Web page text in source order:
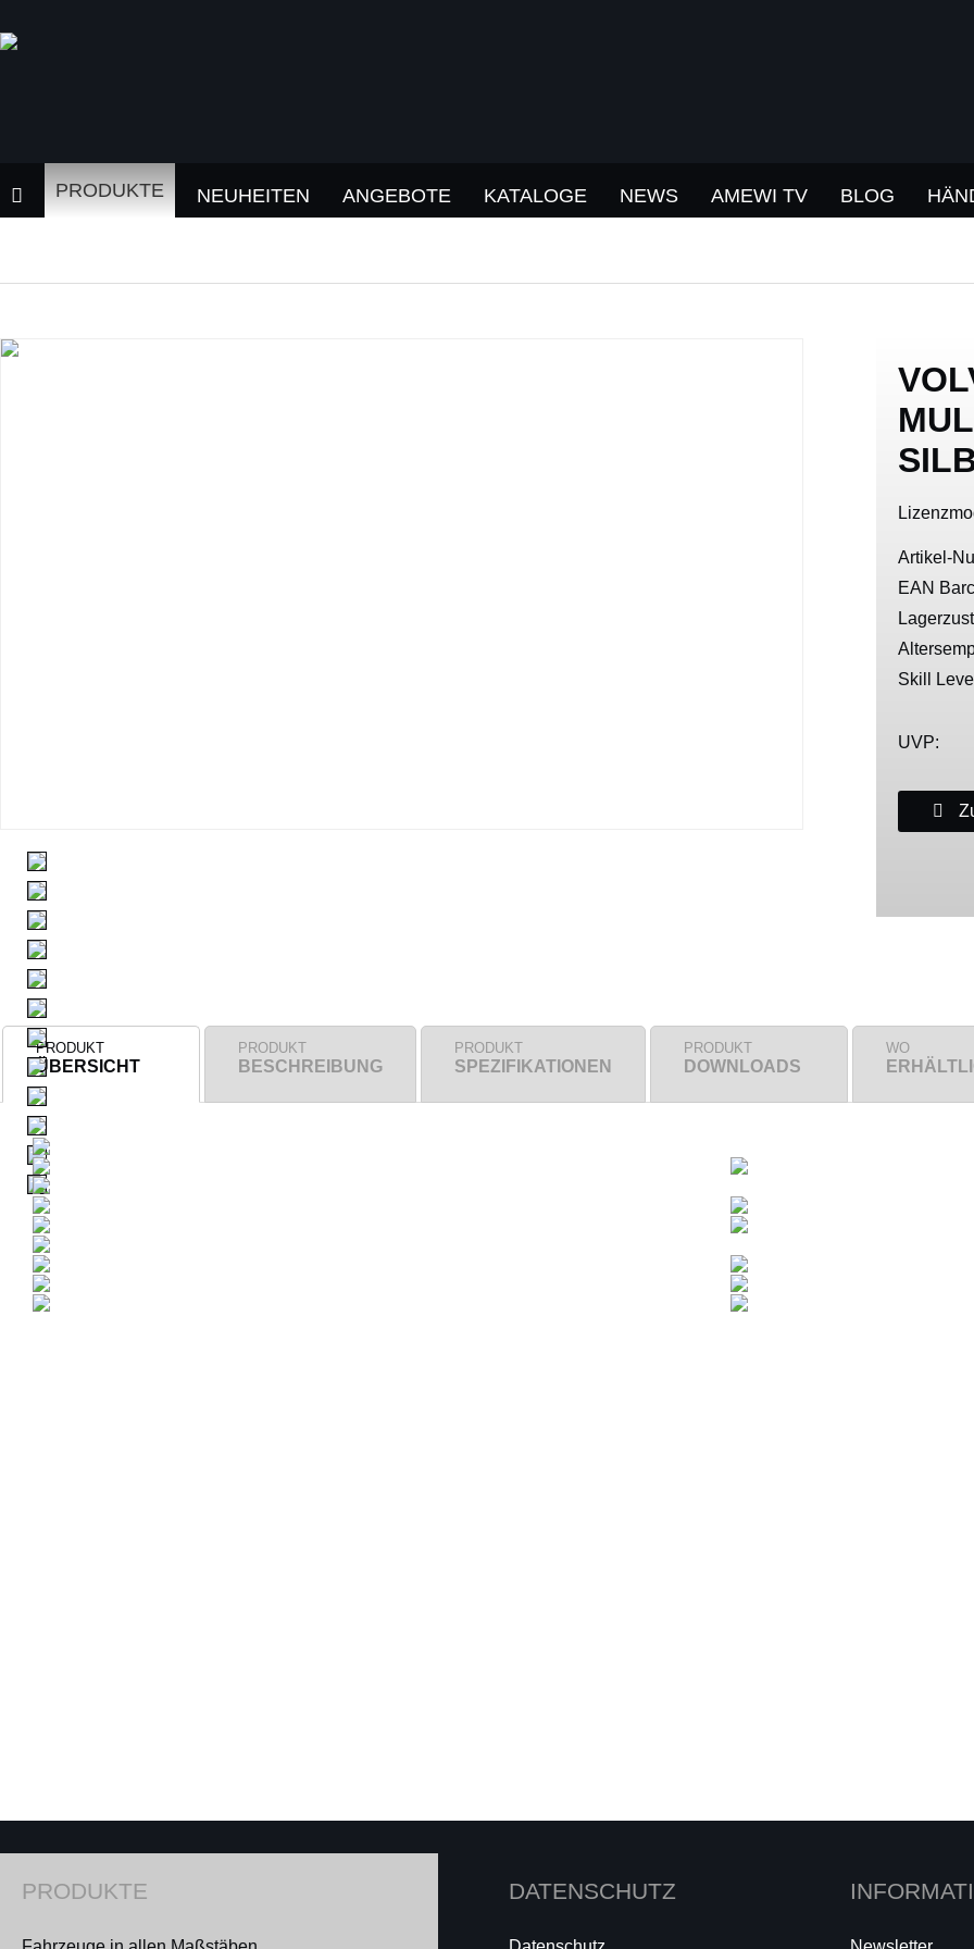
PRODUKTE NEUHEITEN ANGEBOTE KATALOGE NEWS AMEWI TV BLOG
Artikel-
EAN
Skill
UVP:
PRODUKT
ÜBERSICHT
PRODUKT
BESCHREIBUNG
PRODUKT
SPEZIFIKATIONEN
PRODUKT
DOWNLOADS
WO
PRODUKTE DATENSCHUTZ